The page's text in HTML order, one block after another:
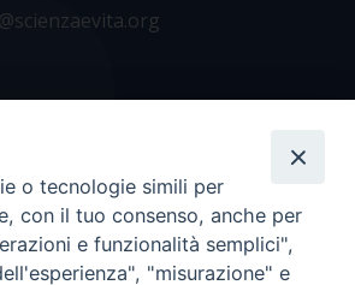
presidenza
o tecnologie simili per
con il tuo consenso, anche per
e funzionalità semplici",
"misurazione" e